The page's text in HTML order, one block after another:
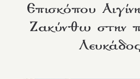
Επισκόπου
Ζακύνθω στην